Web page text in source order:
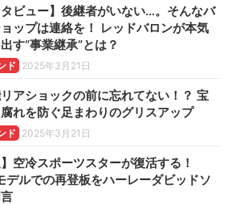
タビュー】後継者がいない…。そんなバ
ップは連絡を！ レッドバロンが本気
す“事業継承”とは？
ド 2025年3月21日
アショックの前に忘れてない！？ 宝
れを防ぐ足まわりのグリスアップ
ド 2025年3月21日
】空冷スポーツスターが復活する！
デルでの再登板をハーレーダビッドソ